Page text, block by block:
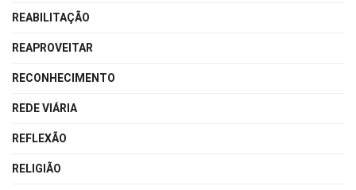
REABILITAÇÃO
REAPROVEITAR
RECONHECIMENTO
REDE VIÁRIA
REFLEXÃO
RELIGIÃO